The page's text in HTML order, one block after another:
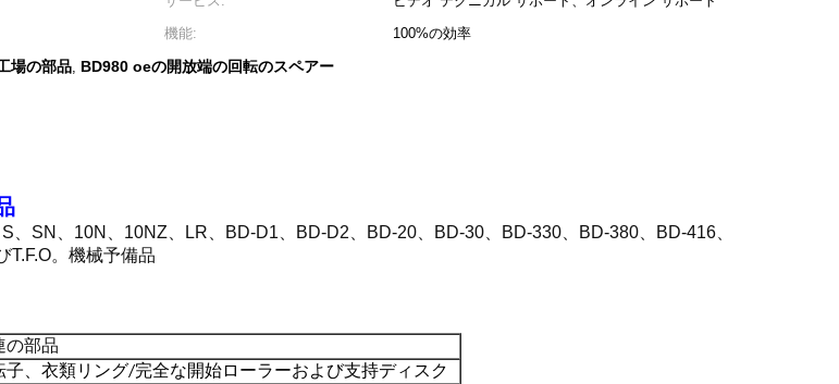
機能:
100%の効率
場の部品, BD980 oeの開放端の回転のスペアー
SN、10N、10NZ、LR、BD-D1、BD-D2、BD-20、BD-30、BD-330、BD-380、BD-416、
。機械予備品
の部品
子、衣類リング/完全な開始ローラーおよび支持ディスク